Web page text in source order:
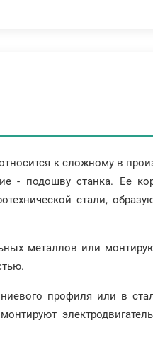
к сложному в
- подошву станка. Ее
стали,
металлов или
профиля или в